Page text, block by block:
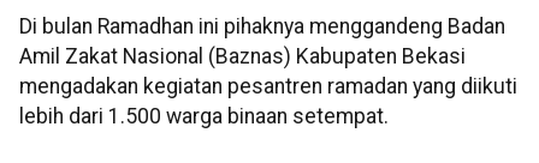
Di bulan Ramadhan ini pihaknya menggandeng Badan
Amil Zakat Nasional (Baznas) Kabupaten Bekasi
mengadakan kegiatan pesantren ramadan yang diikuti
lebih dari 1.500 warga binaan setempat.